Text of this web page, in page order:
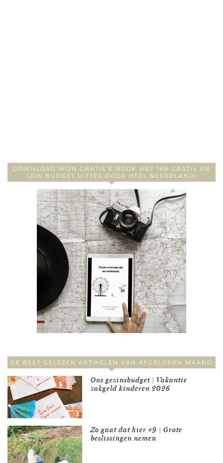
DOWNLOAD MIJN GRATIS E-BOOK MET 168 GRATIS EN
LOW BUDGET UITJES DOOR HEEL NEDERLAND!
DE BEST GELEZEN ARTIKELEN VAN AFGELOPEN MAAND
Ons gezinsbudget | Vakantie
zakgeld kinderen 2026
Zo gaat dat hier #9 | Grote
beslissingen nemen